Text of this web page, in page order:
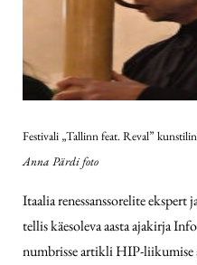
Festivali „Tallinn feat. Reval”
Anna Pärdi foto
Itaalia renessanssorelite
tellis käesoleva aasta ajakirja
numbrisse artikli HIP-liikumise